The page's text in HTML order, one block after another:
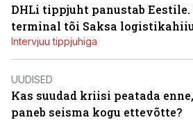
DHLi tippjuht panustab
terminal tõi Saksa
Intervjuu tippjuhiga
UUDISED
Kas suudad kriisi peatada
paneb seisma kogu ettevõtte?